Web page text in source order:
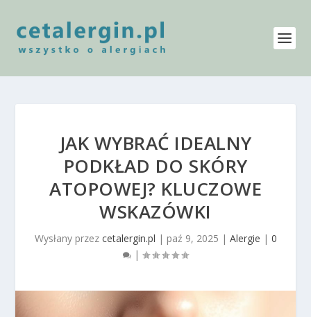
JAK WYBRAĆ IDEALNY
PODKŁAD DO SKÓRY
ATOPOWEJ? KLUCZOWE
WSKAZÓWKI
Wysłany przez cetalergin.pl | paź 9, 2025 | Alergie | 0
|